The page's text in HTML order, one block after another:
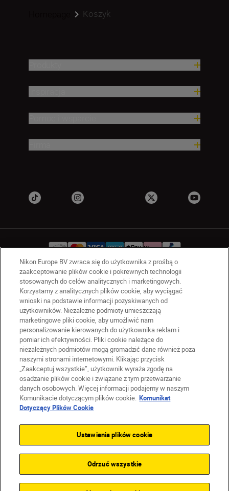
Koszyk
PL Nikon Sites
Skontaktuj się z nami
Oświadczenie dotyczące prywatności
Warunki użytkowania
Warunki korzystania z Nikon Store
Komunikat dotyczący plików cookie
Dostępność
Ustawienia plików cookie
© 2026 Nikon
Nikon Europe BV zwraca się do użytkownika z prośbą o
zaakceptowanie plików cookie i pokrewnych technologii
stosowanych do celów analitycznych i marketingowych.
Korzystamy z analitycznych plików cookie, aby wyciągać
wnioski na podstawie informacji pozyskiwanych od
użytkowników. Niezależne podmioty umieszczają
marketingowe pliki cookie, aby umożliwić nam
personalizowanie kierowanych do użytkownika reklam i
pomiar ich efektywności. Pliki cookie należące do
niezależnych podmiotów mogą gromadzić dane również poza
naszymi stronami internetowymi. Klikając przycisk
„Zaakceptuj wszystkie”, użytkownik wyraża zgodę na
osadzanie plików cookie i związane z tym przetwarzanie
danych osobowych. Więcej informacji podajemy w naszym
Komunikacie dotyczącym plików cookie. Komunikat
Dotyczący Plików Cookie
Ustawienia plików cookie
Odrzuć wszystkie